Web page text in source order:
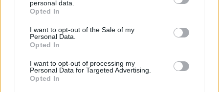
grant or deny consent to Google and its third-party tags to
use your data for below specified purposes in below Google
consent section.
personal data.
Opted In
I want to opt-out of the Sale of my
Personal Data.
Opted In
I want to opt-out of processing my
Personal Data for Targeted Advertising.
Opted In
Meld deg på vårt nyhetsbrev